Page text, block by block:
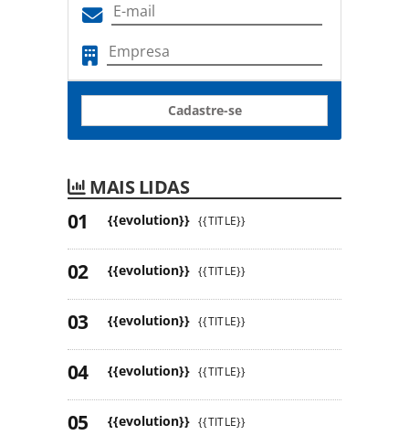
Cadastre-se
MAIS LIDAS
{{evolution}} {{TITLE}}
{{evolution}} {{TITLE}}
{{evolution}} {{TITLE}}
{{evolution}} {{TITLE}}
{{evolution}} {{TITLE}}